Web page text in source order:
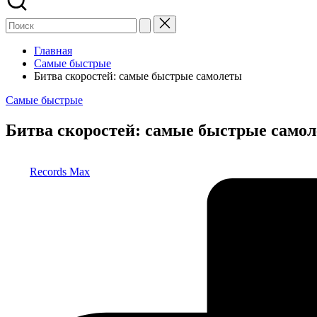
Главная
Самые быстрые
Битва скоростей: самые быстрые самолеты
Опубликовано
Самые быстрые
Битва скоростей: самые быстрые
Records Max